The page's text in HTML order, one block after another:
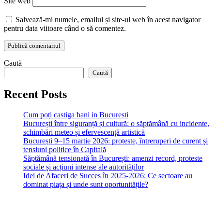
Salvează-mi numele, emailul și site-ul web în acest navigator
pentru data viitoare când o să comentez.
Caută
Caută
Recent Posts
Cum poți castiga bani in Bucuresti
București între siguranță și cultură: o săptămână cu incidente,
schimbări meteo și efervescență artistică
București 9–15 martie 2026: proteste, întreruperi de curent și
tensiuni politice în Capitală
Săptămână tensionată în București: amenzi record, proteste
sociale și acțiuni intense ale autorităților
Idei de Afaceri de Succes în 2025-2026: Ce sectoare au
dominat piața și unde sunt oportunitățile?